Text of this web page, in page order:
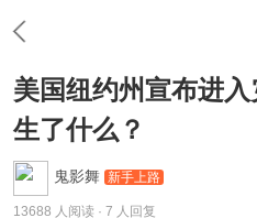
美国纽约州宣布进
生了什么？
鬼影舞 新手上路
13688 人阅读 · 7 人回复